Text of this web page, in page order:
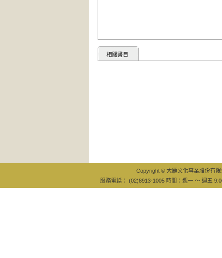
相關書目
Copyright © 大雁文化事業股份有
服務電話： (02)8913-1005 時間：週一 ～ 週五